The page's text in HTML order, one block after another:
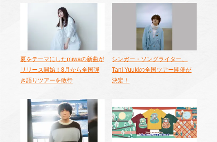
夏をテーマにしたmiwaの新曲が
リリース開始！8月から全国弾
き語りツアーを敢行
シンガー・ソングライター、
Tani Yuukiの全国ツアー開催が
決定！